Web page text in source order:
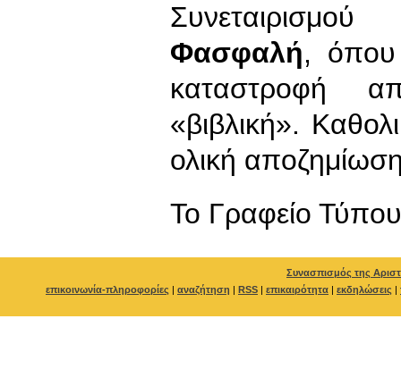
Φασφαλή, όπου
καταστροφή
«βιβλική».
ολική
To Γραφείο Τύπου
Συνασπισμός της
επικοινωνία-πληροφορίες | αναζήτηση | RSS | επικαιρότητα | εκδηλώσεις |